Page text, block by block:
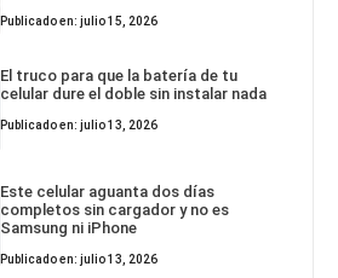
Publicado en: julio 15, 2026
El truco para que la batería de tu
celular dure el doble sin instalar nada
Publicado en: julio 13, 2026
Este celular aguanta dos días
completos sin cargador y no es
Samsung ni iPhone
Publicado en: julio 13, 2026